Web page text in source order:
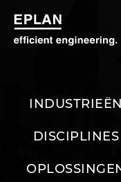
INDUSTRIEËN
DISCIPLINES